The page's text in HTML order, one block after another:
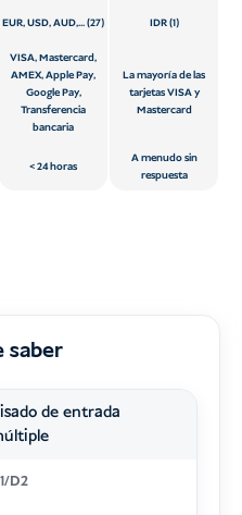
EUR, USD, AUD,... (27) IDR (1)
VISA, Mastercard,
AMEX, Apple Pay,
Google Pay,
Transferencia
bancaria
La mayoría de las
tarjetas VISA y
Mastercard
24 horas
A menudo sin
respuesta
saber
de entrada
D2